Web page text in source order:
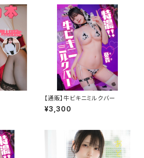
【通販】牛ビキニミルクバー
¥3,300